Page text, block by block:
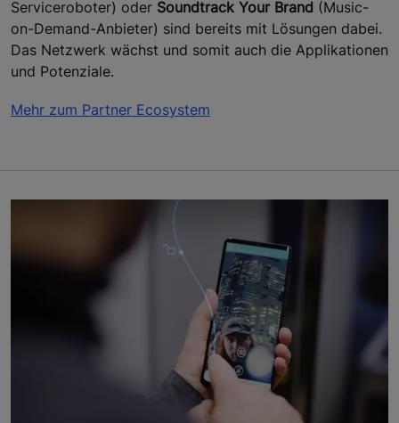
Serviceroboter) oder Soundtrack Your Brand (Music-
on-Demand-Anbieter) sind bereits mit Lösungen dabei.
Das Netzwerk wächst und somit auch die Applikationen
und Potenziale.
Mehr zum Partner Ecosystem